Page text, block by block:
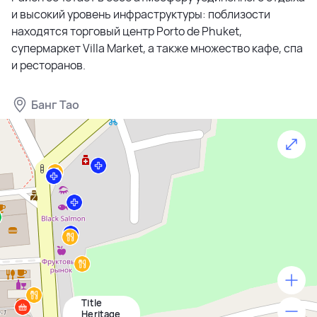
и высокий уровень инфраструктуры: поблизости
находятся торговый центр Porto de Phuket,
супермаркет Villa Market, а также множество кафе, спа
и ресторанов.
Банг Тао
Title
Heritage
500 м